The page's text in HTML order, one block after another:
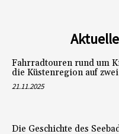
Fahrradtouren rund um
die Küstenregion auf
21.11.2025
Die Geschichte des